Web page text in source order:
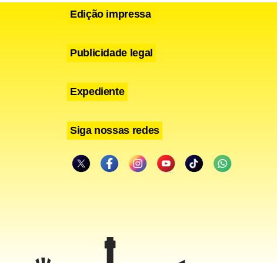
Edição impressa
Publicidade legal
Expediente
Siga nossas redes